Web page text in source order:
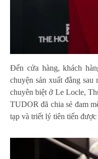
Đến cửa hàng, khách
chuyện sản xuất đằng
chuyên biệt ở Le Locle,
TUDOR đã chia sẻ đam
tạp và triết lý tiên tiến